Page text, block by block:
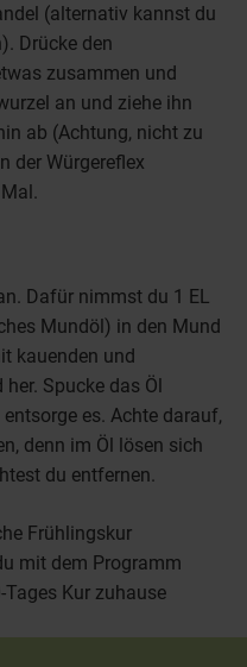
(alternativ kannst du
Drücke den
zusammen und
an und ziehe ihn
ab (Achtung, nicht zu
der Würgereflex
Dafür nimmst du 1 EL
Mundöl) in den Mund
kauenden und
Spucke das Öl
es. Achte darauf,
denn im Öl lösen sich
du entfernen.
Frühlingskur
mit dem Programm
Tages Kur zuhause